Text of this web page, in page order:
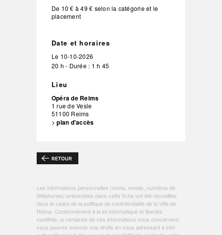
De 10 € à 49 € selon la catégorie et le
placement
Date et horaires
Le 10-10-2026
20 h - Durée : 1 h 45
Lieu
Opéra de Reims
1 rue de Vesle
51100 Reims
>plan d'accès
Les informations personnelles (noms, emails, numéros de
téléphones) présentées dans cette fiche ont été recueillies
dans le cadre de la politique deconfidentialité de la Ville de
Reims . Conformément à la loi informatique et libertés
modifiée, si certaines de ces informations vous concernent,
vous pouvez exercer vos droits en vous adressant à info-